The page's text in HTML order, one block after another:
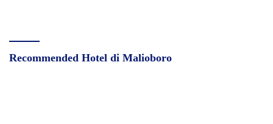
Recommended Hotel di Malioboro